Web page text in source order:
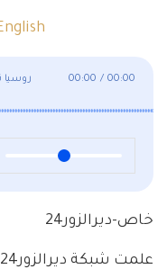
روسيا 00:00 / 00:00
خاص-ديرالزور24